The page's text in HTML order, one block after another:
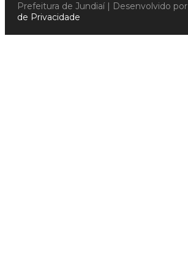
Prefeitura de Jundiaí | Desenvolvido por
de Privacidade